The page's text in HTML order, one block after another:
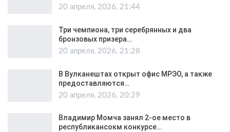
20 апреля, 2026, 21:44
Три чемпиона, три серебрянных и два
бронзовых призера…
20 апреля, 2026, 21:28
В Вулканештах открыт офис МРЭО, а также
предоставляются…
20 апреля, 2026, 20:29
Владимир Момча занял 2-ое место в
республикансокм конкурсе…